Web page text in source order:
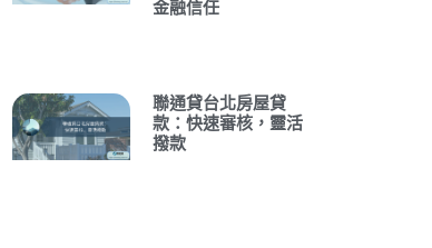
金融信任
聯通貸台北房屋貸
款：快速審核，靈活
撥款